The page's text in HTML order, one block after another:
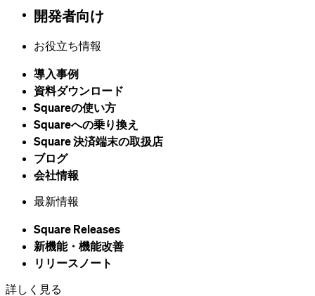
開発者向け
お役立ち情報
導入事例
資料ダウンロード
Squareの​使い方
Squareへの乗り換え
Square 決済端末の​取扱店
ブログ
会社情報
最新情報
Square Releases
新機能・機能改善
リリースノート
詳しく見る
以上を理解して、続行します